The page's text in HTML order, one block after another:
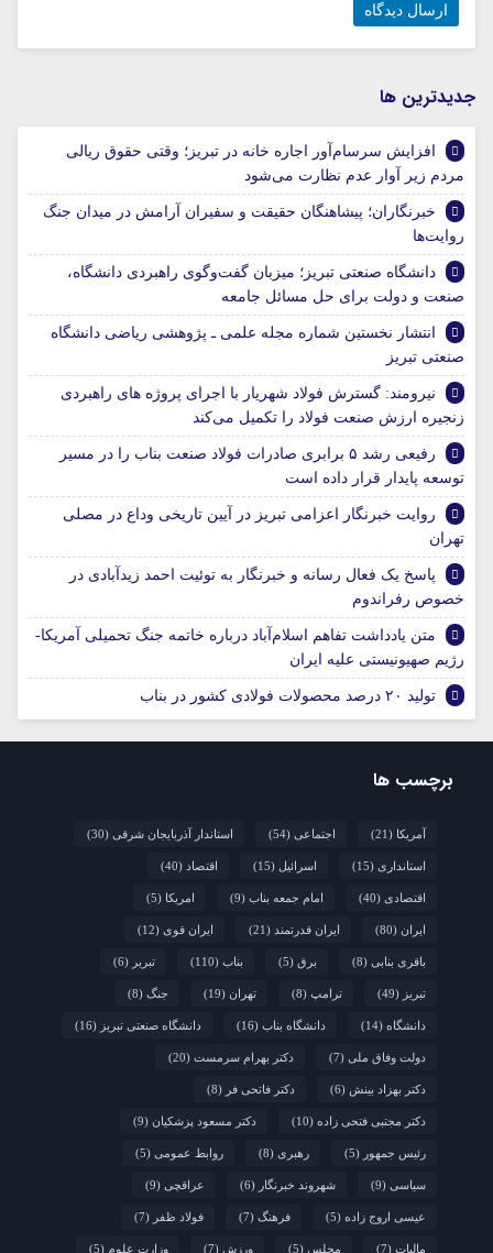
جديدترين ها
افزایش سرسام‌آور اجاره خانه در تبریز؛ وقتی حقوق ریالی
مردم زیر آوار عدم نظارت می‌شود
خبرنگاران؛ پیشاهنگان حقیقت و سفیران آرامش در میدان جنگ
روایت‌ها
دانشگاه صنعتی تبریز؛ میزبان گفت‌وگوی راهبردی دانشگاه،
صنعت و دولت برای حل مسائل جامعه
انتشار نخستین شماره مجله علمی ـ پژوهشی ریاضی دانشگاه
صنعتی تبریز
نیرومند: گسترش فولاد شهریار با اجرای پروژه های راهبردی
زنجیره ارزش صنعت فولاد را تکمیل می‌کند
رفیعی رشد ۵ برابری صادرات فولاد صنعت بناب را در مسیر
توسعه پایدار قرار داده است
روایت خبرنگار اعزامی تبریز در آیین تاریخی وداع در مصلی
تهران
پاسخ یک فعال رسانه و خبرنگار به توئیت احمد زیدآبادی در
خصوص رفراندوم
متن یادداشت تفاهم اسلام‌آباد درباره خاتمه جنگ تحمیلی آمریکا-
رژیم صهیونیستی علیه ایران
تولید ۲۰ درصد محصولات فولادی کشور در بناب
برچسب ها
آمریکا (21) اجتماعی (54) استاندار آذربایجان شرقی (30)
استانداری (15) اسرائیل (15) اقتصاد (40)
اقتصادی (40) امام جمعه بناب (9) امریکا (5)
ایران (80) ایران قدرتمند (21) ایران قوی (12)
باقری بنابی (8) برق (5) بناب (110) تبریر (6)
تبریز (49) ترامپ (8) تهران (19) جنگ (8)
دانشگاه (14) دانشگاه بناب (16) دانشگاه صنعتی تبریز (16)
دولت وفاق ملی (7) دکتر بهرام سرمست (20)
دکتر بهزاد بینش (6) دکتر فاتحی فر (8)
دکتر مجتبی فتحی زاده (10) دکتر مسعود پزشکیان (9)
رئیس جمهور (5) رهبری (8) روابط عمومی (5)
سیاسی (9) شهروند خبرنگار (6) عراقچی (9)
عیسی اروج زاده (5) فرهنگ (7) فولاد ظفر (7)
مالیات (7) مجلس (5) ورزش (7) وزارت علوم (5)